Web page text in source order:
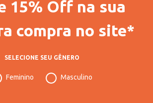
Lojas Pompéia
10202006124202
Convencional
15% Off na sua
compra no site*
SELECIONE SEU GÊNERO
Feminino Masculino